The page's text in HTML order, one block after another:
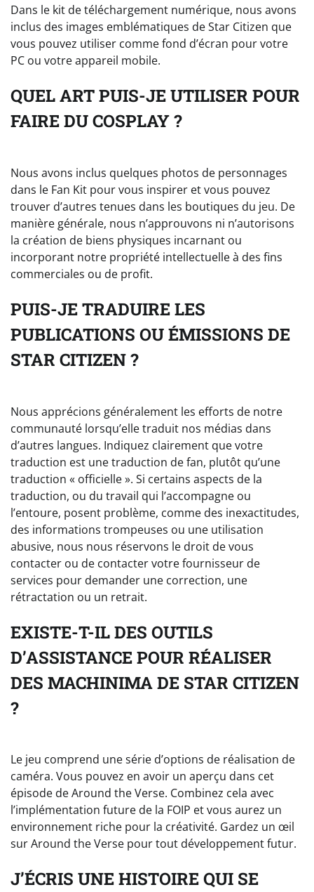
Dans le kit de téléchargement numérique, nous avons
inclus des images emblématiques de Star Citizen que
vous pouvez utiliser comme fond d’écran pour votre
PC ou votre appareil mobile.
QUEL ART PUIS-JE UTILISER POUR
FAIRE DU COSPLAY ?
Nous avons inclus quelques photos de personnages
dans le Fan Kit pour vous inspirer et vous pouvez
trouver d’autres tenues dans les boutiques du jeu. De
manière générale, nous n’approuvons ni n’autorisons
la création de biens physiques incarnant ou
incorporant notre propriété intellectuelle à des fins
commerciales ou de profit.
PUIS-JE TRADUIRE LES
PUBLICATIONS OU ÉMISSIONS DE
STAR CITIZEN ?
Nous apprécions généralement les efforts de notre
communauté lorsqu’elle traduit nos médias dans
d’autres langues. Indiquez clairement que votre
traduction est une traduction de fan, plutôt qu’une
traduction « officielle ». Si certains aspects de la
traduction, ou du travail qui l’accompagne ou
l’entoure, posent problème, comme des inexactitudes,
des informations trompeuses ou une utilisation
abusive, nous nous réservons le droit de vous
contacter ou de contacter votre fournisseur de
services pour demander une correction, une
rétractation ou un retrait.
EXISTE-T-IL DES OUTILS
D’ASSISTANCE POUR RÉALISER
DES MACHINIMA DE STAR CITIZEN
?
Le jeu comprend une série d’options de réalisation de
caméra. Vous pouvez en avoir un aperçu dans cet
épisode de Around the Verse. Combinez cela avec
l’implémentation future de la FOIP et vous aurez un
environnement riche pour la créativité. Gardez un œil
sur Around the Verse pour tout développement futur.
J’ÉCRIS UNE HISTOIRE QUI SE